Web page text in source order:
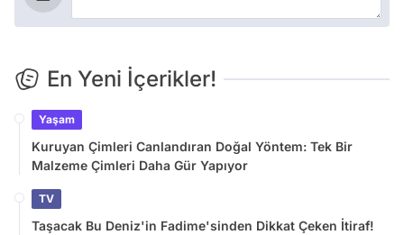
En Yeni İçerikler!
Yaşam
Kuruyan Çimleri Canlandıran Doğal Yöntem: Tek Bir
Malzeme Çimleri Daha Gür Yapıyor
TV
Taşacak Bu Deniz'in Fadime'sinden Dikkat Çeken İtiraf!